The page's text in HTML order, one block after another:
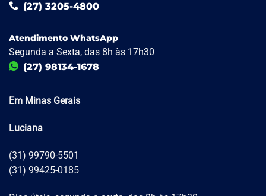
(27) 3205-4800
Atendimento WhatsApp
Segunda a Sexta, das 8h às 17h30
(27) 98134-1678
Em Minas Gerais
Luciana
(31) 99790-5501
(31) 99425-0185